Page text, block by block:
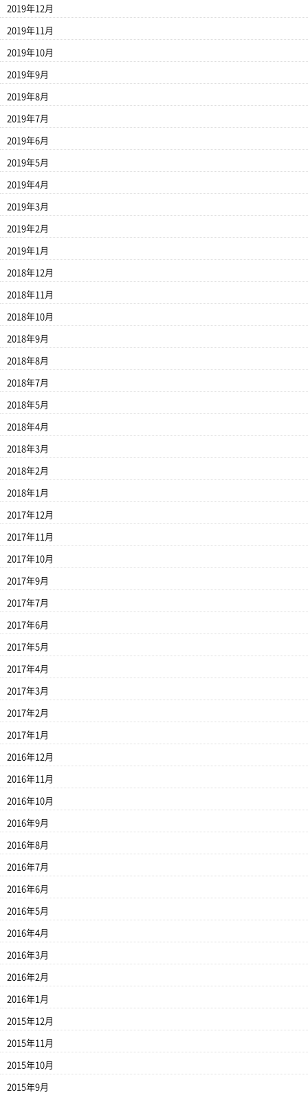
2019年12月
2019年11月
2019年10月
2019年9月
2019年8月
2019年7月
2019年6月
2019年5月
2019年4月
2019年3月
2019年2月
2019年1月
2018年12月
2018年11月
2018年10月
2018年9月
2018年8月
2018年7月
2018年5月
2018年4月
2018年3月
2018年2月
2018年1月
2017年12月
2017年11月
2017年10月
2017年9月
2017年7月
2017年6月
2017年5月
2017年4月
2017年3月
2017年2月
2017年1月
2016年12月
2016年11月
2016年10月
2016年9月
2016年8月
2016年7月
2016年6月
2016年5月
2016年4月
2016年3月
2016年2月
2016年1月
2015年12月
2015年11月
2015年10月
2015年9月